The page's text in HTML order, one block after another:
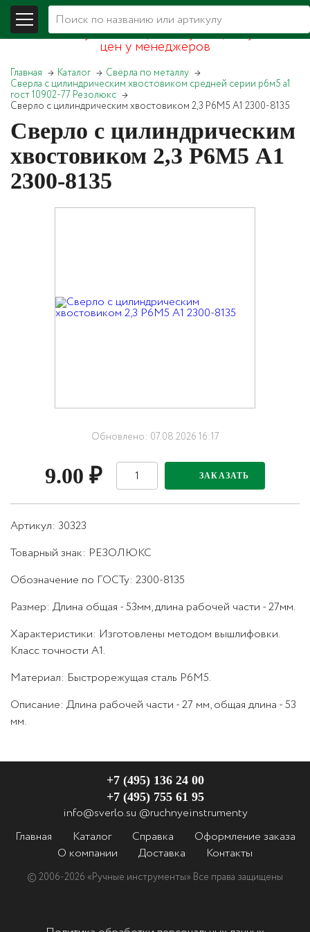
В связи со складывающейся экономической
обстановкой уточняйте, пожалуйста, актуальность
цен у менеджеров
Главная Каталог
Свёрла по металлу
Сверла с цилиндрическим хвостовиком средней серии р6м5 а1
гост 10902-77 Резолюкс
Сверло с цилиндрическим хвостовиком 2,3 Р6М5 А1 2300-8135
Сверло с цилиндрическим
хвостовиком 2,3 Р6М5 А1
2300-8135
Обновлено: 07.08.2026 16:17
9.00 ₽ ЗАКАЗАТЬ
Артикул: 30323
Товарный знак: РЕЗОЛЮКС
Обозначение по ГОСТу: 2300-8135
Размер: Длина общая - 53мм, длина рабочей части - 27мм.
Характеристики: Изготовлены методом вышлифовки.
Класс точности А1.
Материал: Быстрорежущая сталь Р6М5.
Описание: Длина рабочей части - 27 мм, общая длина - 53
мм.
© 2006-2026 «Ручные инструменты» Все права защищены
Главная Каталог Справка
Оформление заказа
О компании
Доставка Контакты
+7 (495) 136 24 00
+7 (495) 755 61 95
info@sverlo.su @ruchnyeinstrumenty